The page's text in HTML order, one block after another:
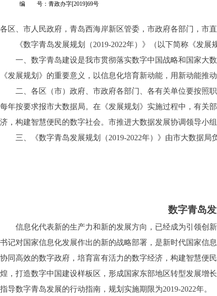
编 号：青政办字[2019]69号
各区、市人民政府，青岛西海岸新区管委，市政府各部门，市
《数字青岛发展规划（2019-2022年）》（以下简称《发展
一、数字青岛建设是我市贯彻落实数字中国战略和国家大数
《发展规划》的重要意义，以信息化培育新动能，用新动能推
二、各区（市）政府、市政府各部门、各有关单位要按照职
每年按要求报市大数据局。在《发展规划》实施过程中，有关
济，构建智慧便民的数字社会。市推进大数据发展协调领导小
三、《数字青岛发展规划（2019-2022年）》由市大数据局
数字青岛
信息化代表新的生产力和新的发展方向，已经成为引领创新
书记对国家信息化发展作出的新的战略部署，是新时代国家信
协同高效的数字政府，培育富有活力的数字经济，构建智慧便
煌，打造数字中国建设样板区，形成国家东部地区转型发展增
指导数字青岛发展的行动指南，规划实施期限为2019-2022年。